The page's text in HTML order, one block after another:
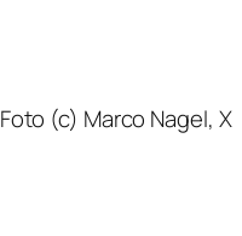
Foto (c) Marco Nagel, X